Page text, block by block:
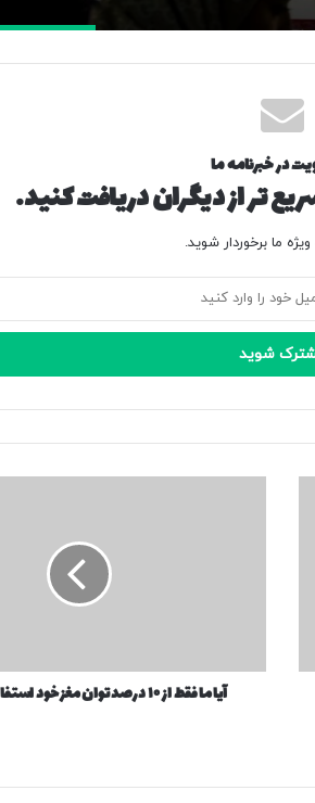
در خبرنامه ما
تر از دیگران دریافت کنید.
ما برخوردار شوید.
ا
ر
آیا ما فقط از ۱۰ درصد توان مغز خود استفاده می‌کنیم؟